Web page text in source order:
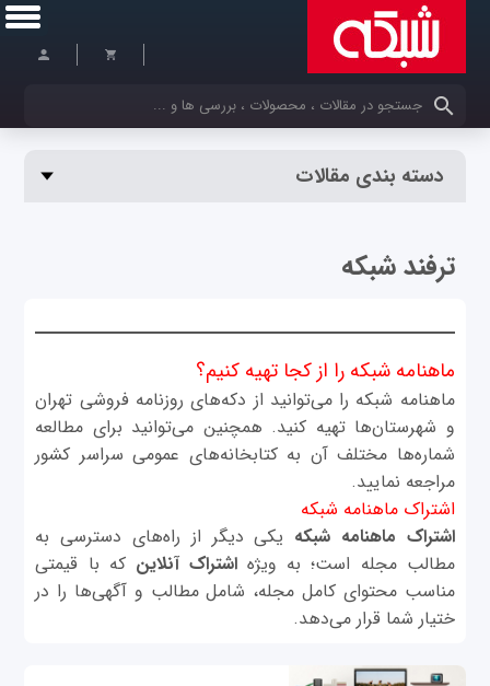
کلمات کلیدی خود را وارد کنید
دسته بندی مقالات
ترفند شبکه
ماهنامه شبکه را از کجا تهیه کنیم؟
ماهنامه شبکه را می‌توانید از دکه‌های روزنامه فروشی تهران
و شهرستان‌ها تهیه کنید. همچنین می‌توانید برای مطالعه
شماره‌ها مختلف آن به کتابخانه‌های عمومی سراسر کشور
مراجعه نمایید.
اشتراک ماهنامه شبکه
اشتراک ماهنامه شبکه یکی دیگر از راه‌های دسترسی به
مطالب مجله است؛ به ویژه اشتراک آنلاین که با قیمتی
مناسب محتوای کامل مجله، شامل مطالب و آگهی‌ها را در
ختیار شما قرار می‌دهد.